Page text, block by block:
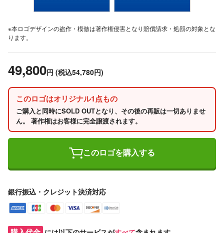
※本ロゴデザインの盗作・模倣は著作権侵害となり賠償請求・処罰の対象とな
ります。
49,800円 (税込54,780円)
このロゴはオリジナル1点もの
ご購入と同時にSOLD OUTとなり、その後の再販は一切ありませ
ん。 著作権はお客様に完全譲渡されます。
このロゴを購入する
銀行振込・クレジット決済対応